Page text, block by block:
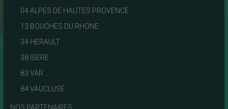
04 ALPES DE HAUTES PROVENCE
13 BOUCHES DU RHONE
34 HERAULT
38 ISERE
83 VAR
84 VAUCLUSE